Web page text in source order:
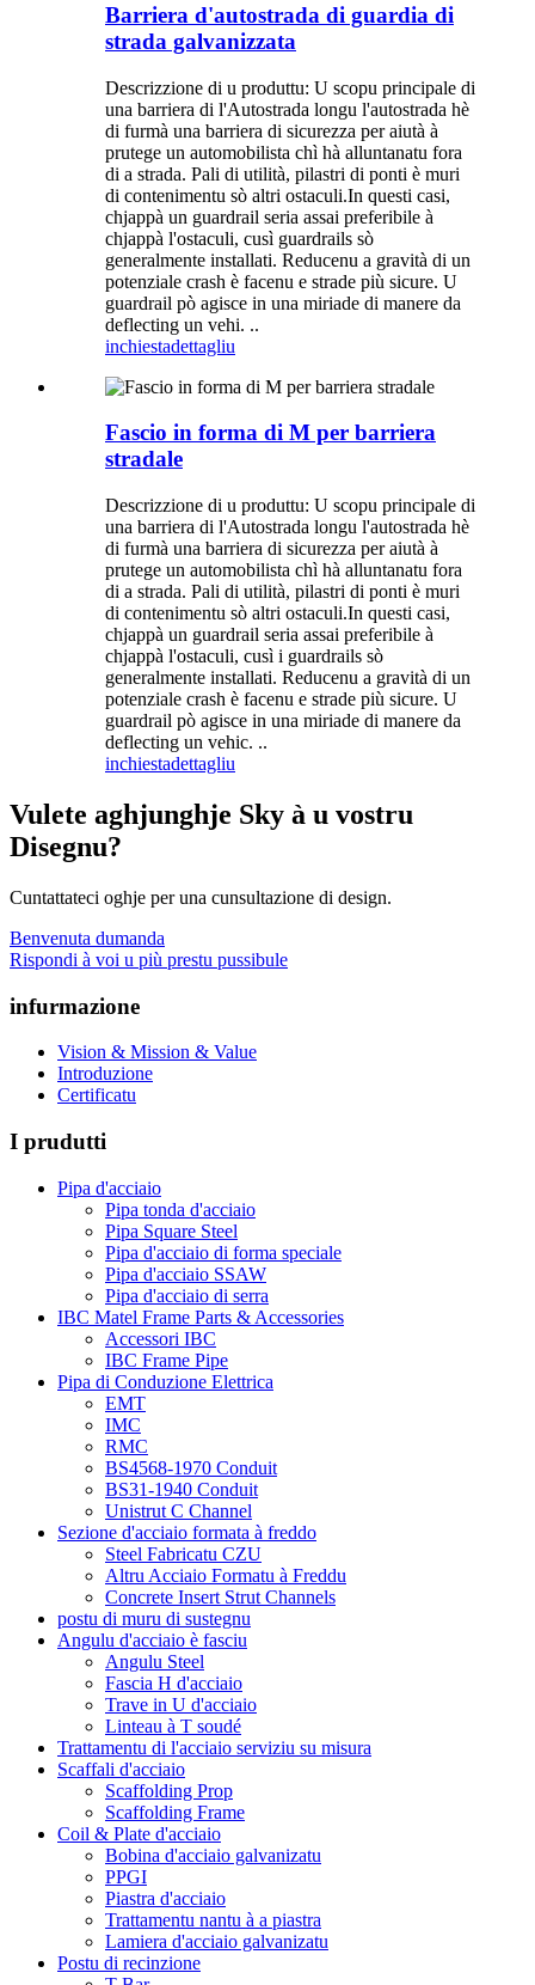
Barriera d'autostrada di guardia di
strada galvanizzata
Descrizzione di u produttu: U scopu principale di
una barriera di l'Autostrada longu l'autostrada hè
di furmà una barriera di sicurezza per aiutà à
prutege un automobilista chì hà alluntanatu fora
di a strada. Pali di utilità, pilastri di ponti è muri
di contenimentu sò altri ostaculi.In questi casi,
chjappà un guardrail seria assai preferibile à
chjappà l'ostaculi, cusì guardrails sò
generalmente installati. Reducenu a gravità di un
potenziale crash è facenu e strade più sicure. U
guardrail pò agisce in una miriade di manere da
deflecting un vehi. ..
inchiestadettagliu
Fascio in forma di M per barriera
stradale
Descrizzione di u produttu: U scopu principale di
una barriera di l'Autostrada longu l'autostrada hè
di furmà una barriera di sicurezza per aiutà à
prutege un automobilista chì hà alluntanatu fora
di a strada. Pali di utilità, pilastri di ponti è muri
di contenimentu sò altri ostaculi.In questi casi,
chjappà un guardrail seria assai preferibile à
chjappà l'ostaculi, cusì i guardrails sò
generalmente installati. Reducenu a gravità di un
potenziale crash è facenu e strade più sicure. U
guardrail pò agisce in una miriade di manere da
deflecting un vehic. ..
inchiestadettagliu
Vulete aghjunghje Sky à u vostru
Disegnu?
Cuntattateci oghje per una cunsultazione di design.
Benvenuta dumanda
Rispondi à voi u più prestu pussibule
infurmazione
Vision & Mission & Value
Introduzione
Certificatu
I prudutti
Pipa d'acciaio
Pipa tonda d'acciaio
Pipa Square Steel
Pipa d'acciaio di forma speciale
Pipa d'acciaio SSAW
Pipa d'acciaio di serra
IBC Matel Frame Parts & Accessories
Accessori IBC
IBC Frame Pipe
Pipa di Conduzione Elettrica
EMT
IMC
RMC
BS4568-1970 Conduit
BS31-1940 Conduit
Unistrut C Channel
Sezione d'acciaio formata à freddo
Steel Fabricatu CZU
Altru Acciaio Formatu à Freddu
Concrete Insert Strut Channels
postu di muru di sustegnu
Angulu d'acciaio è fasciu
Angulu Steel
Fascia H d'acciaio
Trave in U d'acciaio
Linteau à T soudé
Trattamentu di l'acciaio serviziu su misura
Scaffali d'acciaio
Scaffolding Prop
Scaffolding Frame
Coil & Plate d'acciaio
Bobina d'acciaio galvanizatu
PPGI
Piastra d'acciaio
Trattamentu nantu à a piastra
Lamiera d'acciaio galvanizatu
Postu di recinzione